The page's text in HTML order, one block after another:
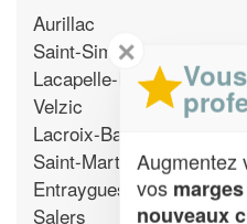
Aurillac
Saint-Simon
Lacapelle-Del-Fraisse
Velzic
Lacroix-Barrez
Saint-Martin-Valmeroux
Entraygues-sur-Truyere
Salers
✕
Augmentez
vos marges
nouveaux